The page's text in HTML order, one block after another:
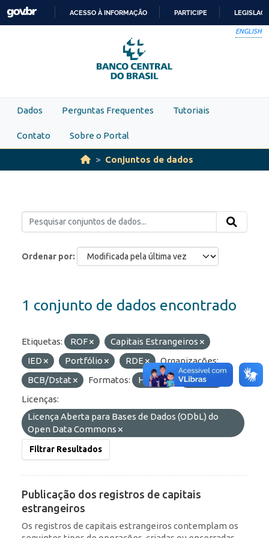
Skip to main content
PARA
O
CONTEÚDO
ACESSO À INFORMAÇÃO PARTICIPE
ENGLISH
Dados Perguntas Frequentes Tutoriais
Contato Sobre o Portal
Conjuntos de dados
Ordenar por
1 conjunto de dados encontrado
Etiquetas: ROF
Capitais Estrangeiros
IED
Portfólio RDE
Organizações:
BCB/Dstat
Formatos: HTML
OData
Licenças:
Licença Aberta para Bases de Dados (ODbL) do
Open Data Commons
Filtrar Resultados
Publicação dos registros de capitais
estrangeiros
Os registros de capitais estrangeiros contemplam os